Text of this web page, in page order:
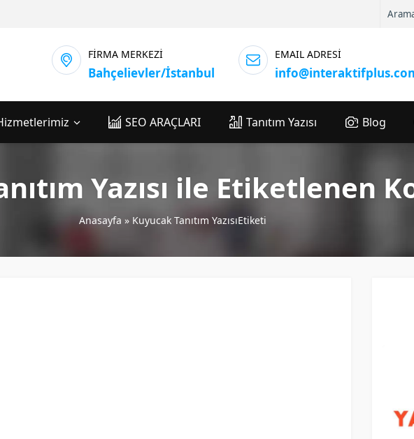
FİRMA MERKEZİ
Bahçelievler/İstanbul
EMAIL ADRESİ
SEO ARAÇLARI Tanıtım Yazısı Blog
Yazısı ile Etiketlenen
Anasayfa » Kuyucak Tanıtım YazısıEtiketi